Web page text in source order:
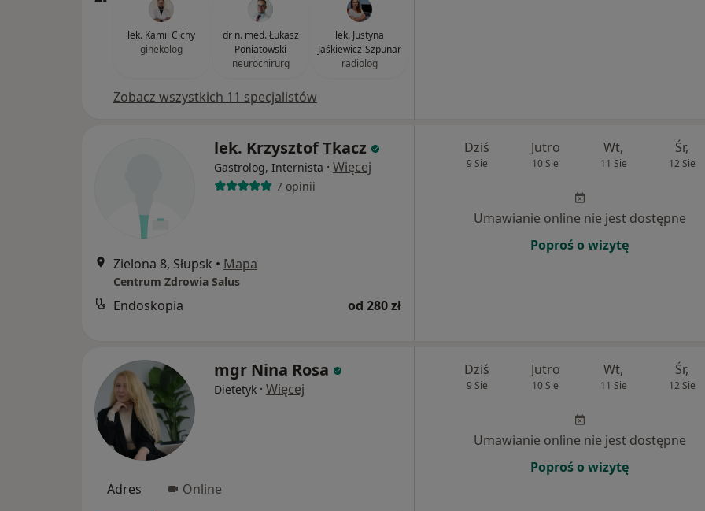
lek. Kamil Cichy
ginekolog
dr n. med. Łukasz
Poniatowski
neurochirurg
lek. Justyna
Jaśkiewicz-Szpunar
radiolog
Zobacz wszystkich 11 specjalistów
lek. Krzysztof Tkacz
Gastrolog, Internista · Więcej
7 opinii
Zielona 8, Słupsk • Mapa
Centrum Zdrowia Salus
Endoskopia od 280 zł
Dziś
9 Sie
Jutro
10 Sie
Wt,
11 Sie
Śr,
12 Sie
Umawianie online nie jest dostępne
Poproś o wizytę
mgr Nina Rosa
Dietetyk · Więcej
Adres Online
Dziś
9 Sie
Jutro
10 Sie
Wt,
11 Sie
Śr,
12 Sie
Umawianie online nie jest dostępne
Poproś o wizytę